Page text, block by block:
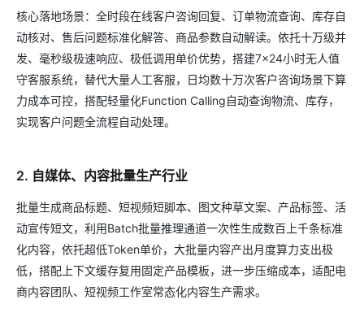
核心落地场景：全时段在线客户咨询回复、订单物流查询、库存自
动核对、售后问题标准化解答、商品参数自动解读。依托十万级并
发、毫秒级极速响应、极低调用单价优势，搭建7×24小时无人值
守客服系统，替代大量人工客服，日均数十万次客户咨询场景下算
力成本可控，搭配轻量化Function Calling自动查询物流、库存，
实现客户问题全流程自动处理。
2. 自媒体、内容批量生产行业
批量生成商品标题、短视频短脚本、图文种草文案、产品标签、活
动宣传短文，利用Batch批量推理通道一次性生成数百上千条标准
化内容，依托超低Token单价，大批量内容产出月度算力支出极
低，搭配上下文缓存复用固定产品模板，进一步压缩成本，适配电
商内容团队、短视频工作室常态化内容生产需求。